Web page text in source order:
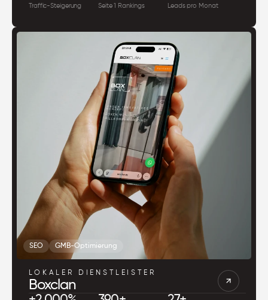
Traffic-Steigerung Seite 1 Rankings Leads pro Monat
SEO GMB-Optimierung
LOKALER DIENSTLEISTER
Boxclan